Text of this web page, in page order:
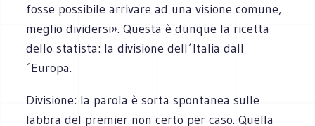
fosse possibile arrivare ad una visione comune,
meglio dividersi». Questa è dunque la ricetta
dello statista: la divisione dell´Italia dall
´Europa.
Divisione: la parola è sorta spontanea sulle
labbra del premier non certo per caso. Quella